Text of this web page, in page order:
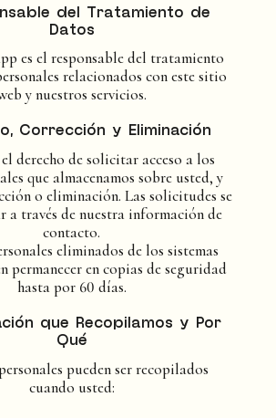
del Tratamiento de
Datos
es el responsable del tratamiento
relacionados con este sitio
y nuestros servicios.
Corrección y Eliminación
derecho de solicitar acceso a los
que almacenamos sobre usted, y
o eliminación. Las solicitudes se
a través de nuestra información de
contacto.
eliminados de los sistemas
permanecer en copias de seguridad
hasta por 60 días.
que Recopilamos y Por
Qué
pueden ser recopilados
cuando usted: